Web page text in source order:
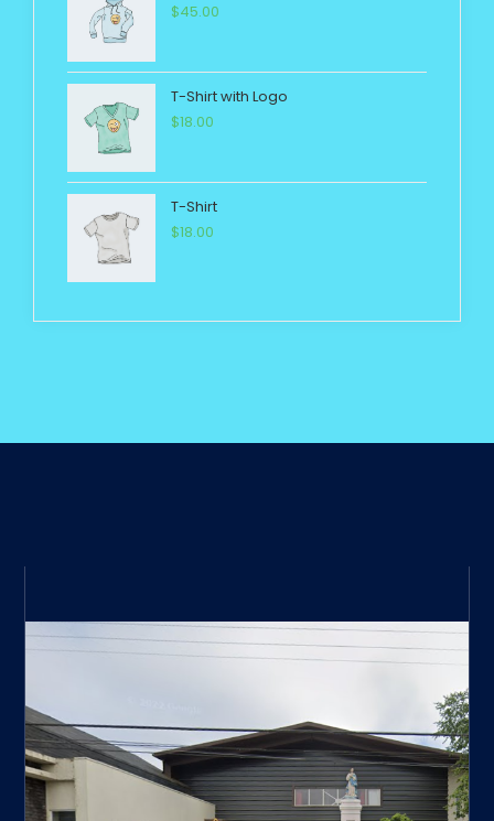
$45.00
T-Shirt with Logo
$18.00
T-Shirt
$18.00